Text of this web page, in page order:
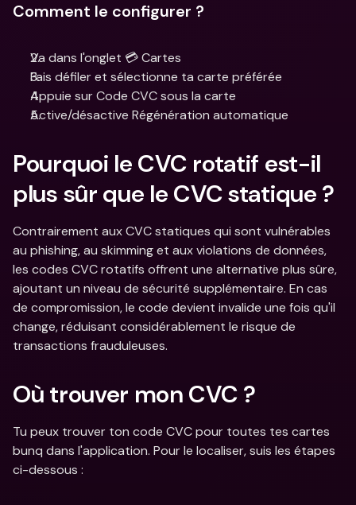
Comment le configurer ?
Va dans l'onglet 💳 Cartes
Fais défiler et sélectionne ta carte préférée
Appuie sur Code CVC sous la carte
Active/désactive Régénération automatique
Pourquoi le CVC rotatif est-il
plus sûr que le CVC statique ?
Contrairement aux CVC statiques qui sont vulnérables
au phishing, au skimming et aux violations de données,
les codes CVC rotatifs offrent une alternative plus sûre,
ajoutant un niveau de sécurité supplémentaire. En cas
de compromission, le code devient invalide une fois qu'il
change, réduisant considérablement le risque de
transactions frauduleuses.
Où trouver mon CVC ?
Tu peux trouver ton code CVC pour toutes tes cartes
bunq dans l'application. Pour le localiser, suis les étapes
ci-dessous :